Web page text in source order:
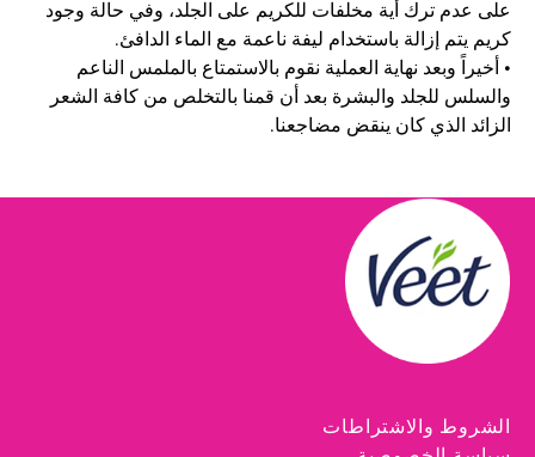
على عدم ترك أية مخلفات للكريم على الجلد، وفي حالة وجود
كريم يتم إزالة باستخدام ليفة ناعمة مع الماء الدافئ.
• أخيراً وبعد نهاية العملية نقوم بالاستمتاع بالملمس الناعم
والسلس للجلد والبشرة بعد أن قمنا بالتخلص من كافة الشعر
الزائد الذي كان ينقض مضاجعنا.
الشروط والاشتراطات